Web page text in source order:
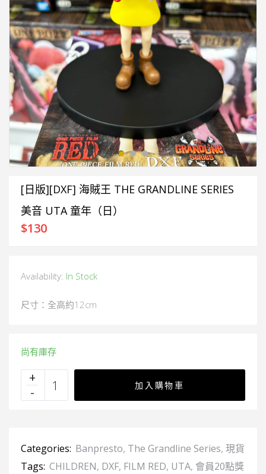
[日版][DXF] 海賊王 THE GRANDLINE SERIES
美音 UTA 童年（日）
$130
Availability: In Stock
尺寸：全高約12cm
尚有庫存
加入購物車
Categories: Banpresto, The Grandline Series, 現貨
Tags: CHILDREN, DXF, FILM RED, UTA, 會員20點獎